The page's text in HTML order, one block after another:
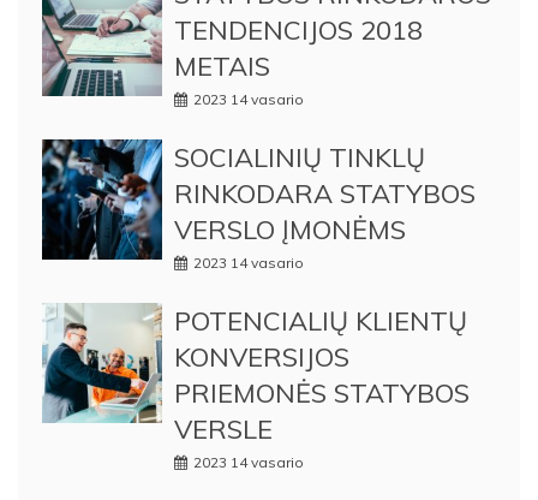
TENDENCIJOS 2018
METAIS
2023 14 vasario
SOCIALINIŲ TINKLŲ
RINKODARA STATYBOS
VERSLO ĮMONĖMS
2023 14 vasario
POTENCIALIŲ KLIENTŲ
KONVERSIJOS
PRIEMONĖS STATYBOS
VERSLE
2023 14 vasario